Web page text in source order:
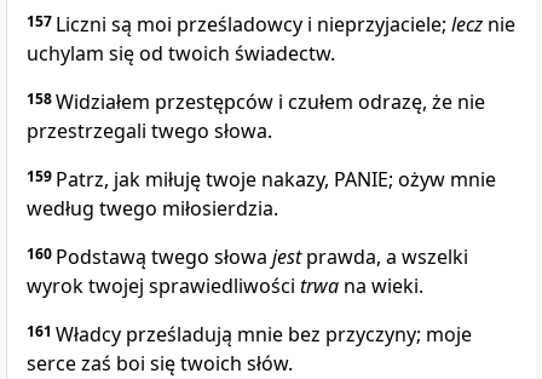
157 Liczni są moi prześladowcy i nieprzyjaciele; lecz nie
uchylam się od twoich świadectw.
158Widziałem przestępców i czułem odrazę, że nie
przestrzegali twego słowa.
159 Patrz, jak miłuję twoje nakazy, PANIE; ożyw mnie
według twego miłosierdzia.
160 Podstawą twego słowa jestprawda, a wszelki
wyrok twojej sprawiedliwości trwa na wieki.
161 Władcy prześladują mnie bez przyczyny; moje
serce zaś boi się twoich słów.